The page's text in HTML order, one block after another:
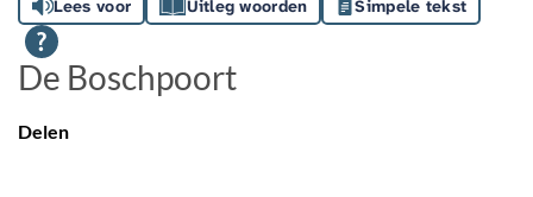
Lees voor Uitleg woorden Simpele tekst
De Boschpoort
Delen